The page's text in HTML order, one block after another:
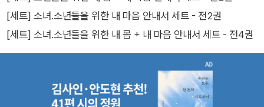
[세트] 소녀.소년들을 위한 내 마음 안내서 세트 - 전2권
[세트] 소녀.소년들을 위한 내 몸 + 내 마음 안내서 세트 - 전4권